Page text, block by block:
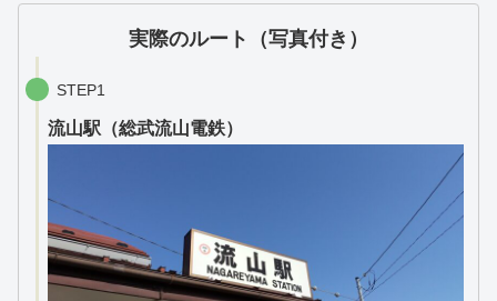
実際のルート（写真付き）
STEP1
流山駅（総武流山電鉄）